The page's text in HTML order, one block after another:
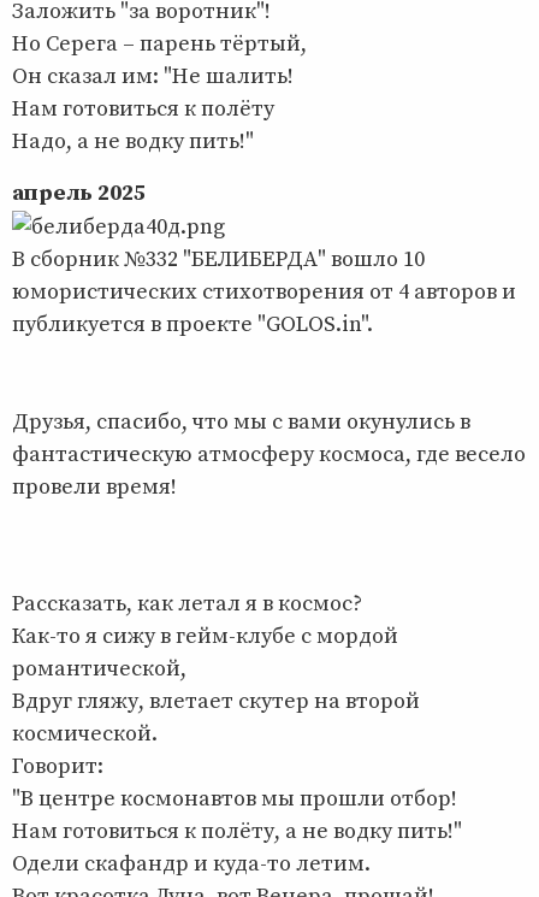
Заложить "за воротник"!
Но Серега – парень тёртый,
Он сказал им: "Не шалить!
Нам готовиться к полёту
Надо, а не водку пить!"
апрель 2025
В сборник №332 "БЕЛИБЕРДА" вошло 10
юмористических стихотворения от 4 авторов и
публикуется в проекте "GOLOS.in".
Друзья, спасибо, что мы с вами окунулись в
фантастическую атмосферу космоса, где весело
провели время!
Рассказать, как летал я в космос?
Как-то я сижу в гейм-клубе с мордой
романтической,
Вдруг гляжу, влетает скутер на второй
космической.
Говорит:
"В центре космонавтов мы прошли отбор!
Нам готовиться к полёту, а не водку пить!"
Одели скафандр и куда-то летим.